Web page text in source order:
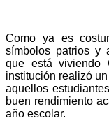
Como ya es
símbolos patrios y
que está
institución realizó
aquellos
buen rendimiento
año escolar.